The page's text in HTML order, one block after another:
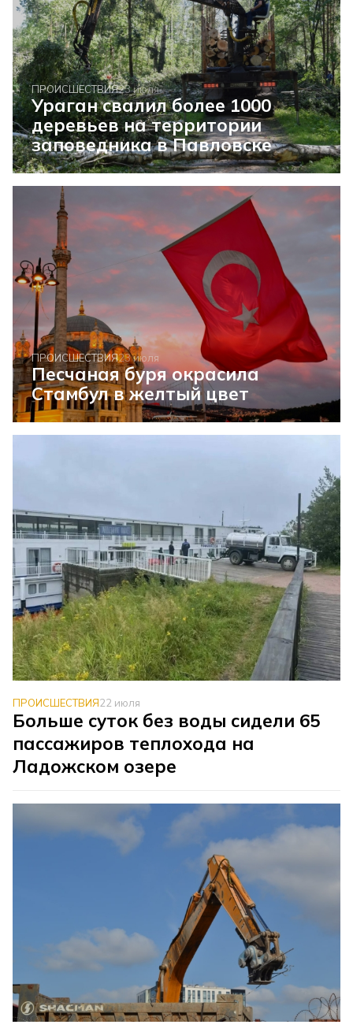
ПРОИСШЕСТВИЯ23 июля
Ураган свалил более 1000
деревьев на территории
заповедника в Павловске
ПРОИСШЕСТВИЯ23 июля
Песчаная буря окрасила
Стамбул в желтый цвет
ПРОИСШЕСТВИЯ22 июля
Больше суток без воды сидели 65
пассажиров теплохода на
Ладожском озере